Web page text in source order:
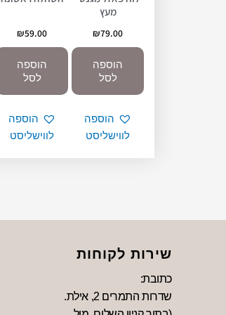
מעץ
₪79.00
הוספה
לסל
הוספה
לווישליסט
₪59.00
הוספה
לסל
הוספה
לווישליסט
שירות לקוחות
כתובת:
שדרות התמרים 2, אילת.